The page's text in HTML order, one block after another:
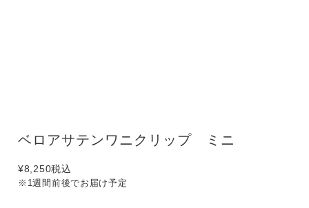
ベロアサテンワニクリップ ミニ
¥8,250税込
※1週間前後でお届け予定